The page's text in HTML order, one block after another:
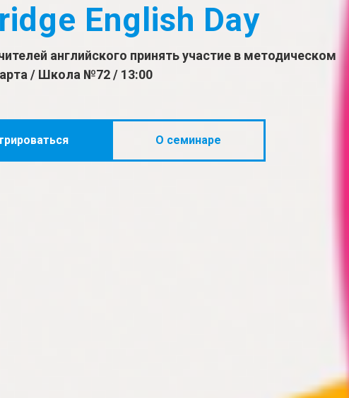
English Day
английского принять участие в методическом
/ Школа №72 / 13:00
О семинаре